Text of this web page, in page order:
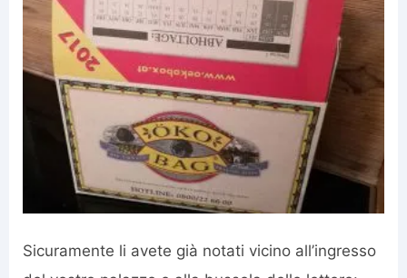
Sicuramente li avete già notati vicino all’ingresso